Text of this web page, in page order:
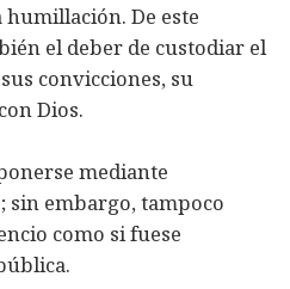
De este
el deber de custodiar el
convicciones, su
Dios.
mediante
embargo, tampoco
como si fuese